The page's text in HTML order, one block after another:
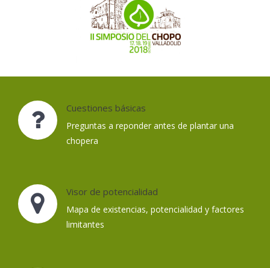
Cuestiones básicas
Preguntas a reponder antes de plantar una
chopera
Visor de potencialidad
Mapa de existencias, potencialidad y factores
limitantes